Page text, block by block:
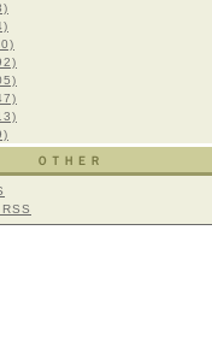
ＯＴＨＥＲ
RSS